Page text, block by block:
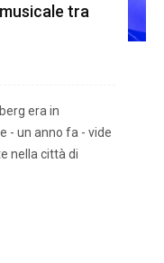
tra
era in
- un anno fa - vide
nella città di